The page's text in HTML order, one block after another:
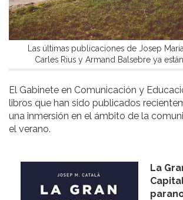
Las últimas publicaciones de Josep
Carles Rius y Armand Balsebre ya
El Gabinete en Comunicación y
libros que han sido publicados
una inmersión en el ámbito de la
el verano.
La